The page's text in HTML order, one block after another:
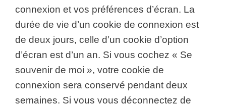
connexion et vos préférences d’écran. La
durée de vie d’un cookie de connexion est
de deux jours, celle d’un cookie d’option
d’écran est d’un an. Si vous cochez « Se
souvenir de moi », votre cookie de
connexion sera conservé pendant deux
semaines. Si vous vous déconnectez de